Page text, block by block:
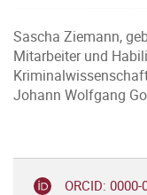
Sascha Ziemann,
Mitarbeiter und
Johann Wolfgang
ORCID: